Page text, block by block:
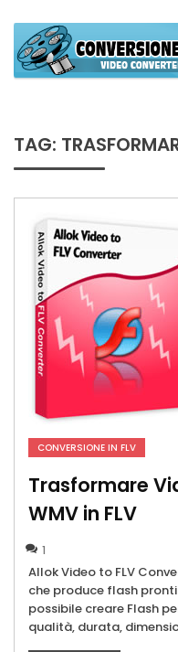
content
TAG:
CONVERSIONE IN FLV
Trasformare
WMV in FLV
1
Allok Video to FLV
che produce flash
possibile creare Flash
qualità, durata,